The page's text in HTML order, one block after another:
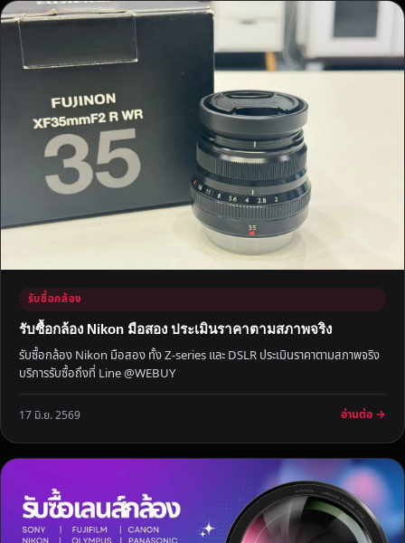
รับซื้อกล้อง
รับซื้อกล้อง Nikon มือสอง ประเมินราคาตามสภาพจริง
รับซื้อกล้อง Nikon มือสอง ทั้ง Z-series และ DSLR ประเมินราคาตามสภาพจริง
บริการรับซื้อถึงที่ Line @WEBUY
17 มิ.ย. 2569 อ่านต่อ →